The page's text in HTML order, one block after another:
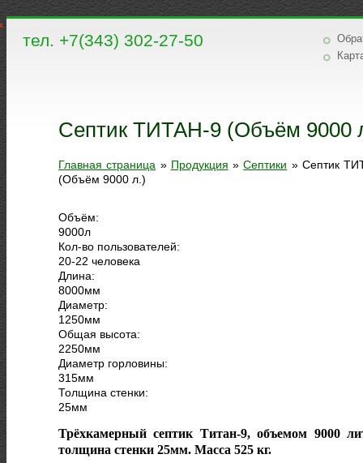
тел. +7(343) 302-27-50
Септик ТИТАН-9 (Объём 9000
Главная страница » Продукция » Септики »Септик
(Объём 9000 л.)
Объём:
9000л
Кол-во пользователей:
20-22 человека
Длина:
8000мм
Диаметр:
1250мм
Общая высота:
2250мм
Диаметр горловины:
315мм
Толщина стенки:
25мм
Трёхкамерный септик Титан-9, объемом 9000
толщина стенки 25мм. Масса 525 кг.